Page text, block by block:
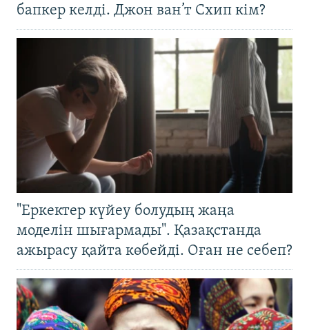
бапкер келді. Джон ван’т Схип кім?
"Еркектер күйеу болудың жаңа
моделін шығармады". Қазақстанда
ажырасу қайта көбейді. Оған не себеп?